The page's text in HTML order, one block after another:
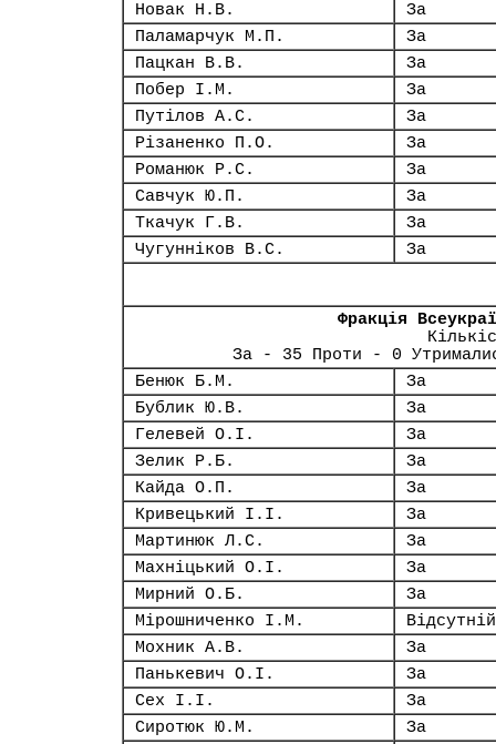
Новак Н.В.
За
Паламарчук М.П.
За
Пацкан В.В.
За
Побер І.М.
За
Путілов А.С.
За
Різаненко П.О.
За
Романюк Р.С.
За
Савчук Ю.П.
За
Ткачук Г.В.
За
Чугунніков В.С.
За
Фракція
За - 35 Проти - 0
Бенюк Б.М.
За
Бублик Ю.В.
За
Гелевей О.І.
За
Зелик Р.Б.
За
Кайда О.П.
За
Кривецький І.І.
За
Мартинюк Л.С.
За
Махніцький О.І.
За
Мирний О.Б.
За
Мірошниченко І.М.
Відсутній
Мохник А.В.
За
Панькевич О.І.
За
Сех І.І.
За
Сиротюк Ю.М.
За